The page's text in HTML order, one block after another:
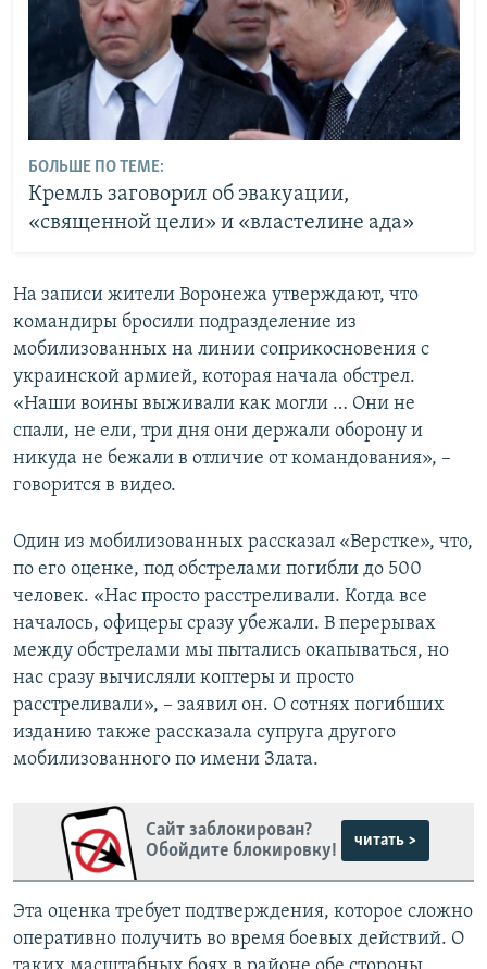
БОЛЬШЕ ПО ТЕМЕ:
Кремль заговорил об эвакуации,
«священной цели» и «властелине ада»
На записи жители Воронежа утверждают, что
командиры бросили подразделение из
мобилизованных на линии соприкосновения с
украинской армией, которая начала обстрел.
«Наши воины выживали как могли … Они не
спали, не ели, три дня они держали оборону и
никуда не бежали в отличие от командования», –
говорится в видео.
Один из мобилизованных рассказал «Верстке», что,
по его оценке, под обстрелами погибли до 500
человек. «Нас просто расстреливали. Когда все
началось, офицеры сразу убежали. В перерывах
между обстрелами мы пытались окапываться, но
нас сразу вычисляли коптеры и просто
расстреливали», – заявил он. О сотнях погибших
изданию также рассказала супруга другого
мобилизованного по имени Злата.
Сайт заблокирован?
Обойдите блокировку!
читать >
Эта оценка требует подтверждения, которое сложно
оперативно получить во время боевых действий. О